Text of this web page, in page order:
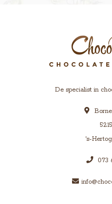
De specialist in
's-
073